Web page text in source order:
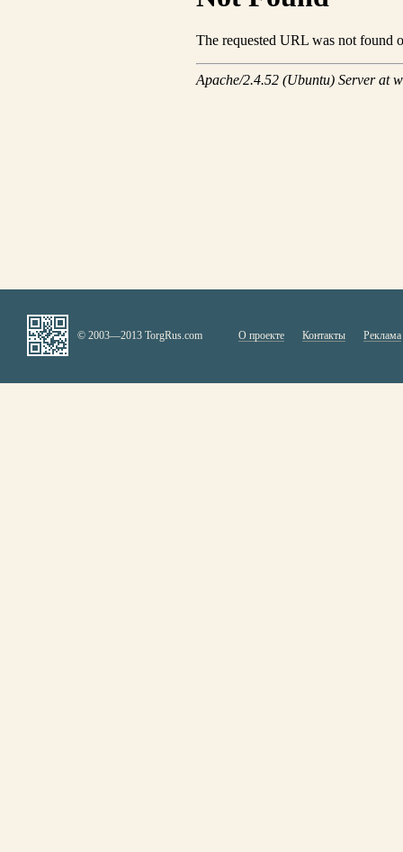
© 2003—2013 TorgRus.com О проекте Контакты Реклама